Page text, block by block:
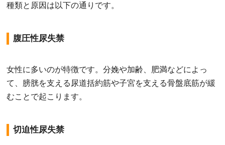
種類と原因は以下の通りです。
腹圧性尿失禁
女性に多いのが特徴です。分娩や加齢、肥満などによっ
て、膀胱を支える尿道括約筋や子宮を支える骨盤底筋が緩
むことで起こります。
切迫性尿失禁